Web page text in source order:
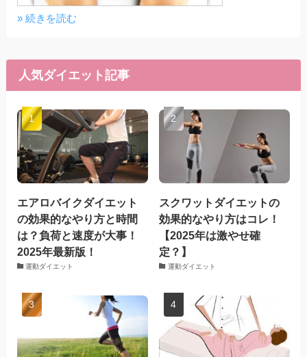
» 続きを読む
人気ダイエット記事
エアロバイクダイエット
の効果的なやり方と時間
は？負荷と速度が大事！
2025年最新版！
運動ダイエット
スクワットダイエットの
効果的なやり方はコレ！
【2025年は激やせ確
定？】
運動ダイエット